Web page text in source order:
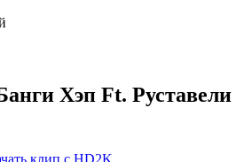
Хэп Ft. Руставели